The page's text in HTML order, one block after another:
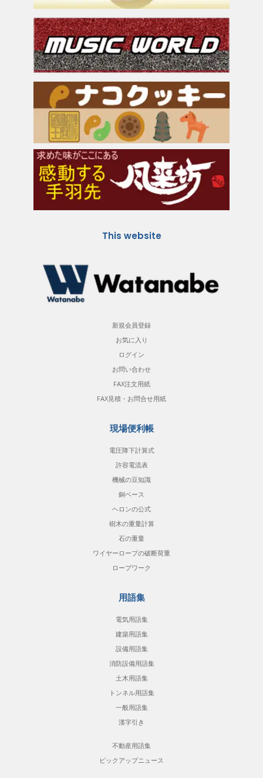
This website
新規会員登録
お気に入り
ログイン
お問い合わせ
FAX注文用紙
FAX見積・お問合せ用紙
現場便利帳
電圧降下計算式
許容電流表
機械の豆知識
銅ベース
ヘロンの公式
樹木の重量計算
石の重量
ワイヤーロープの破断荷重
ロープワーク
用語集
電気用語集
建築用語集
設備用語集
消防設備用語集
土木用語集
トンネル用語集
一般用語集
漢字引き
不動産用語集
ピックアップニュース